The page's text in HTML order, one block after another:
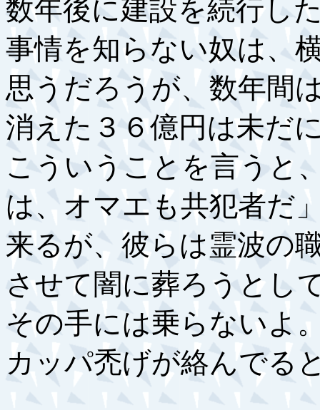
数年後に建設を続行し
事情を知らない奴は、
思うだろうが、数年間
消えた３６億円は未だ
こういうことを言うと
は、オマエも共犯者だ
来るが、彼らは霊波の
させて闇に葬ろうとし
その手には乗らないよ
カッパ禿げが絡んでる